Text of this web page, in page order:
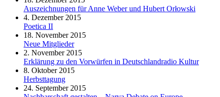
Auszeichnungen für Anne Weber und Hubert Orłowski
4. Dezember 2015
Poetica II
18. November 2015
Neue Mitglieder
2. November 2015
Erklärung zu den Vorwürfen in Deutschlandradio Kultur
8. Oktober 2015
Herbsttagung
24. September 2015